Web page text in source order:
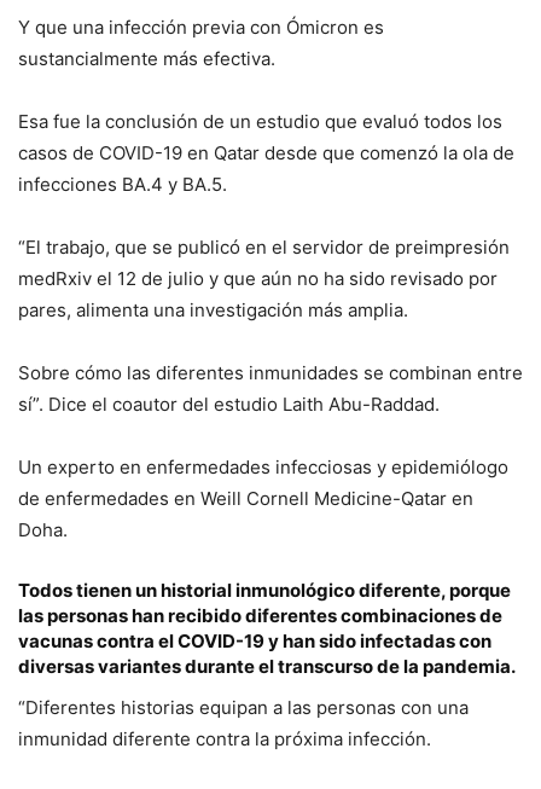
Y que una infección previa con Ómicron es
sustancialmente más efectiva.
Esa fue la conclusión de un estudio que evaluó todos los
casos de COVID-19 en Qatar desde que comenzó la ola de
infecciones BA.4 y BA.5.
“El trabajo, que se publicó en el servidor de preimpresión
medRxiv el 12 de julio y que aún no ha sido revisado por
pares, alimenta una investigación más amplia.
Sobre cómo las diferentes inmunidades se combinan entre
sí”. Dice el coautor del estudio Laith Abu-Raddad.
Un experto en enfermedades infecciosas y epidemiólogo
de enfermedades en Weill Cornell Medicine-Qatar en
Doha.
Todos tienen un historial inmunológico diferente, porque
las personas han recibido diferentes combinaciones de
vacunas contra el COVID-19 y han sido infectadas con
diversas variantes durante el transcurso de la pandemia.
“Diferentes historias equipan a las personas con una
inmunidad diferente contra la próxima infección.